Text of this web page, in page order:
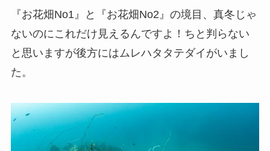
『お花畑No1』と『お花畑No2』の境目、真冬じゃ
ないのにこれだけ見えるんですよ！ちと判らない
と思いますが後方にはムレハタタテダイがいまし
た。